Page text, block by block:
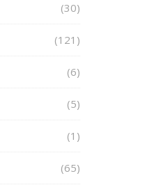
(30)
(121)
(6)
(5)
(1)
(65)